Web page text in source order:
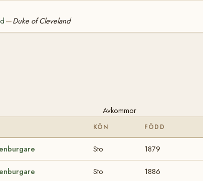
—Duke of Cleveland
Avkommor
KÖN FÖDD
Sto 1879
Sto 1886